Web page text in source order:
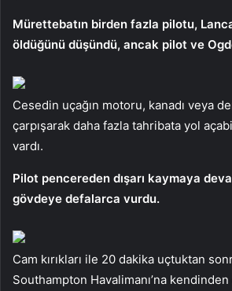
Mürettebatın birden fazla pilotu,
öldüğünü düşündü, ancak pilot ve
Cesedin uçağın motoru, kanadı veya
çarpışarak daha fazla tahribata yol
vardı.
Pilot pencereden dışarı kaymaya
gövdeye defalarca vurdu.
Cam kırıkları ile 20 dakika uçtuktan
Southampton Havalimanı’na